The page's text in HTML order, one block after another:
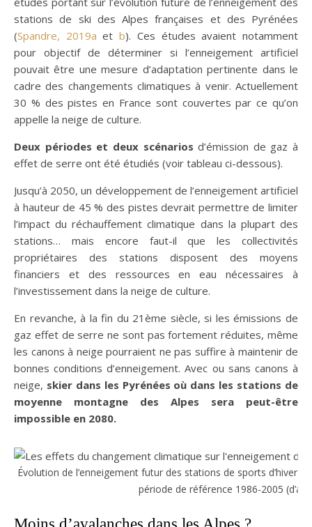
stations de ski des Alpes françaises et des Pyrénées
(Spandre, 2019a etb). Ces études avaient notamment
pour objectif de déterminer si l’enneigement artificiel
pouvait être une mesure d’adaptation pertinente dans le
cadre des changements climatiques à venir. Actuellement
30 % des pistes en France sont couvertes par ce qu’on
appelle la neige de culture.
Deux périodes et deux scénarios d’émission de gaz à
effet de serre ont été étudiés (voir tableau ci-dessous).
Jusqu’à 2050, un développement de l’enneigement artificiel
à hauteur de 45 % des pistes devrait permettre de limiter
l’impact du réchauffement climatique dans la plupart des
stations… mais encore faut-il que les collectivités
propriétaires des stations disposent des moyens
financiers et des ressources en eau nécessaires à
l’investissement dans la neige de culture.
En revanche, à la fin du 21ème siècle, si les émissions de
gaz effet de serre ne sont pas fortement réduites, même
les canons à neige pourraient ne pas suffire à maintenir de
bonnes conditions d’enneigement. Avec ou sans canons à
neige, skier dans les Pyrénées où dans les stations de
moyenne montagne des Alpes sera peut-être
impossible en 2080.
Évolution de l’enneigement futur des stations de sports d’hiver
période de référence 1986-2005